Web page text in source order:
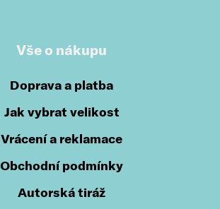
Vše o nákupu
Doprava a platba
Jak vybrat velikost
Vrácení a reklamace
Obchodní podmínky
Autorská tiráž